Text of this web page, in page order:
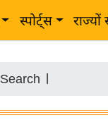
स्पोर्ट्स राज्यों
Search